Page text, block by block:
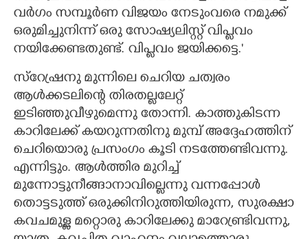
വർഗം സമ്പൂർണ വിജയം നേടുംവരെ നമുക്ക്
ഒരുമിച്ചുനിന്ന് ഒരു സോഷ്യലിസ്റ്റ് വിപ്ളവം
നയിക്കേണ്ടതുണ്ട്. വിപ്ളവം ജയിക്കട്ടെ."
സ്റ്രേഷനു മുന്നിലെ ചെറിയ ചത്വരം
ആൾക്കടലിന്റെ തിരതല്ലലേറ്റ്
ഇടിഞ്ഞുവീഴുമെന്നു തോന്നി. കാത്തുകിടന്ന
കാറിലേക്ക് കയറുന്നതിനു മുമ്പ് അദ്ദേഹത്തിന്
ചെറിയൊരു പ്രസംഗം കൂടി നടത്തേണ്ടിവന്നു.
എന്നിട്ടും. ആൾത്തിര മുറിച്ച്
മുന്നോട്ടുനീങ്ങാനാവില്ലെന്നു വന്നപ്പോൾ
തൊട്ടടുത്ത് ഒരുക്കിനിറുത്തിയിരുന്ന,​ സുരക്ഷാ
കവചമുള്ള മറ്റൊരു കാറിലേക്കു മാറ്രേണ്ടിവന്നു,​